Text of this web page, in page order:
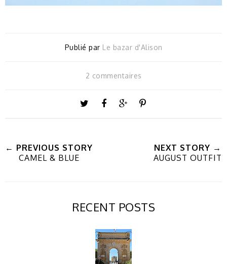
Publié par Le bazar d'Alison
2 commentaires
← PREVIOUS STORY
CAMEL & BLUE
NEXT STORY →
AUGUST OUTFIT
RECENT POSTS